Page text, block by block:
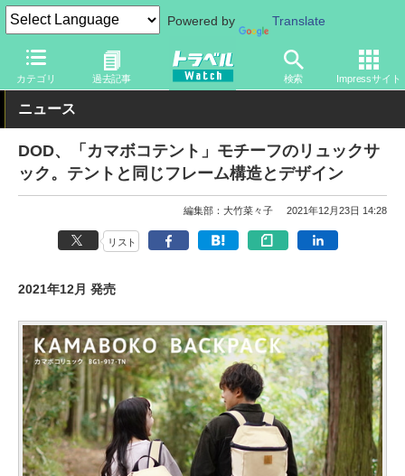
Powered by Translate
カテゴリ 過去記事 検索 Impressサイト
トラベル Watch 旅のアイテム 旅行グッズ その他
ニュース
DOD、「カマボコテント」モチーフのリュックサ
ック。テントと同じフレーム構造とデザイン
編集部：大竹菜々子 2021年12月23日 14:28
リスト
2021年12月 発売